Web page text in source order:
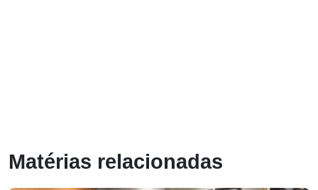
Matérias relacionadas